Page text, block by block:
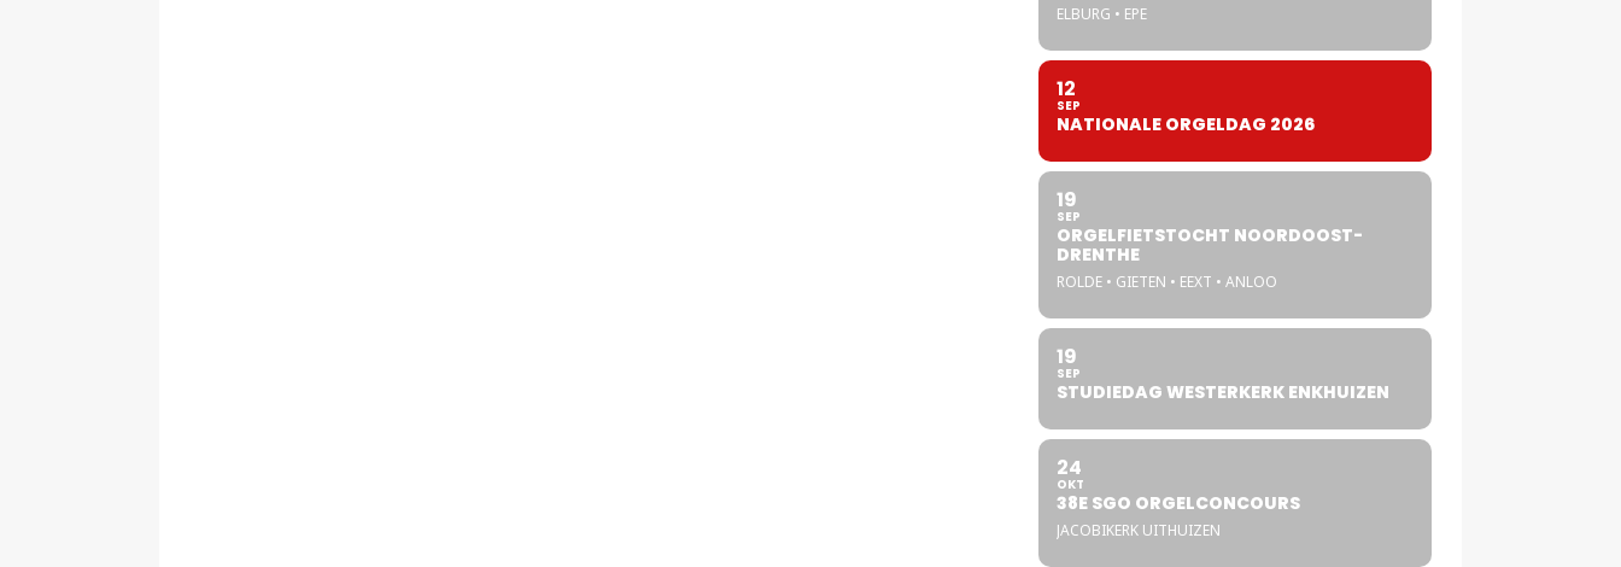
ELBURG • EPE
12
SEP
NATIONALE ORGELDAG 2026
19
SEP
ORGELFIETSTOCHT NOORDOOST-
DRENTHE
ROLDE • GIETEN • EEXT • ANLOO
19
SEP
STUDIEDAG WESTERKERK ENKHUIZEN
24
OKT
38E SGO ORGELCONCOURS
JACOBIKERK UITHUIZEN